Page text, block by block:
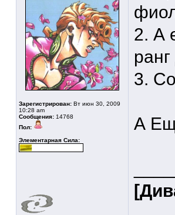
Зарегистрирован: Вт июн 30, 2009
10:28 am
Сообщения: 14768
Пол:
Элементарная Сила:
2. А
3.
А